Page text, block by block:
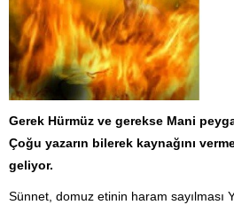
Gerek Hürmüz ve gerekse Mani
Çoğu yazarın bilerek kaynağını
geliyor.
Sünnet, domuz etinin haram sayılması